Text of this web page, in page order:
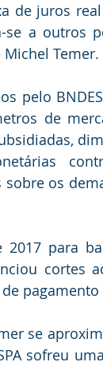
de juros
se a outros
Temer.
pelo
de
os
para
cortes
pagamento
se
sofreu